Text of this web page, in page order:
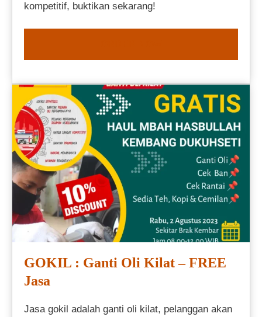
kompetitif, buktikan sekarang!
GOKIL : Ganti Oli Kilat – FREE
Jasa
Jasa gokil adalah ganti oli kilat, pelanggan akan